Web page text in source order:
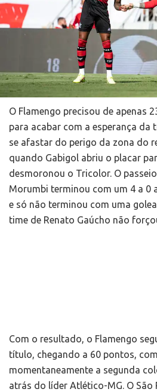
O Flamengo precisou de apenas
para acabar com a esperança da
se afastar do perigo da zona do
quando Gabigol abriu o placar
desmoronou o Tricolor. O
Morumbi terminou com um 4 a 0
e só não terminou com uma
time de Renato Gaúcho não
Com o resultado, o Flamengo
título, chegando a 60 pontos,
momentaneamente a segunda
atrás do líder Atlético-MG. O São